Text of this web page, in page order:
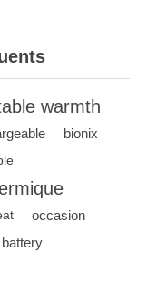
warmth
bionix
occasion